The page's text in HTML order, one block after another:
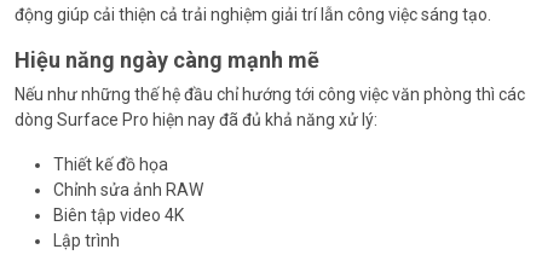
động giúp cải thiện cả trải nghiệm giải trí lẫn công việc sáng tạo.
Hiệu năng ngày càng mạnh mẽ
Nếu như những thế hệ đầu chỉ hướng tới công việc văn phòng thì các
dòng Surface Pro hiện nay đã đủ khả năng xử lý:
Thiết kế đồ họa
Chỉnh sửa ảnh RAW
Biên tập video 4K
Lập trình